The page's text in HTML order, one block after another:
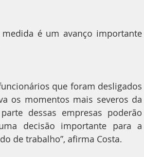
medida é um avanço importante
que foram desligados
os momentos mais severos da
dessas empresas poderão
decisão importante para a
de trabalho”, afirma Costa.